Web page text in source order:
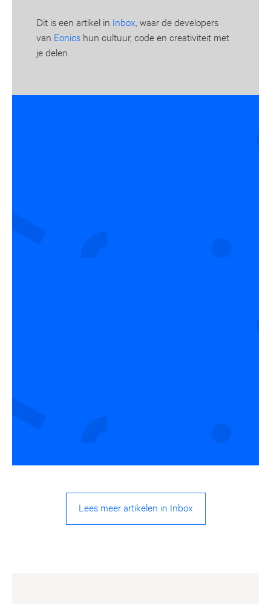
Dit is een artikel in Inbox , waar de developers
van Eonics hun cultuur, code en creativiteit met
je delen.
Lees meer artikelen in Inbox